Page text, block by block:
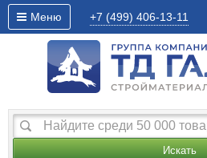
Меню +7 (499) 406-13-11
Искать